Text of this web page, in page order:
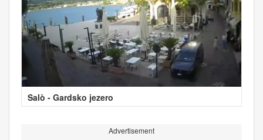
Salò - Gardsko jezero
Advertisement